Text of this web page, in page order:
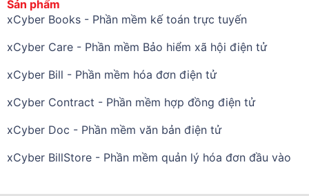
Sản phẩm
xCyber Books - Phần mềm kế toán trực tuyến
xCyber Care - Phần mềm Bảo hiểm xã hội điện tử
xCyber Bill - Phần mềm hóa đơn điện tử
xCyber Contract - Phần mềm hợp đồng điện tử
xCyber Doc - Phần mềm văn bản điện tử
xCyber BillStore - Phần mềm quản lý hóa đơn đầu vào